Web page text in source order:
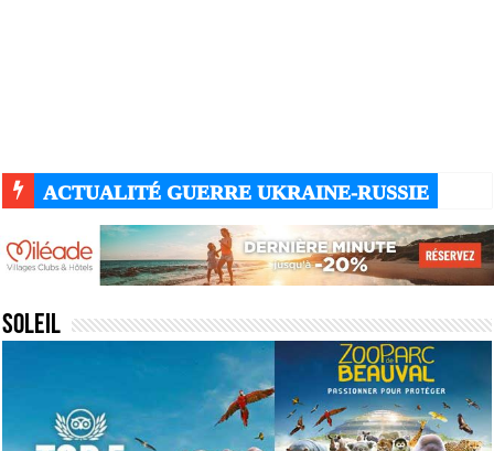
ACTUALITÉ GUERRE UKRAINE-RUSSIE
Soleil